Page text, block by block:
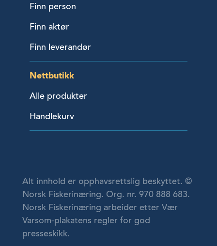
Finn person
Finn aktør
Finn leverandør
Nettbutikk
Alle produkter
Handlekurv
Alt innhold er opphavsrettslig beskyttet. ©
Norsk Fiskerinæring. Org. nr. 970 888 683.
Norsk Fiskerinæring arbeider etter Vær
Varsom-plakatens regler for god
presseskikk.